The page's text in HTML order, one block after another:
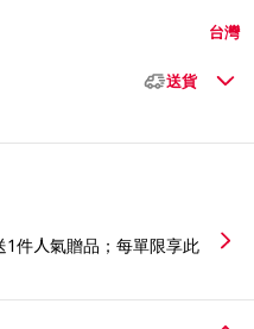
台灣
送貨
件人氣贈品；每單限享此